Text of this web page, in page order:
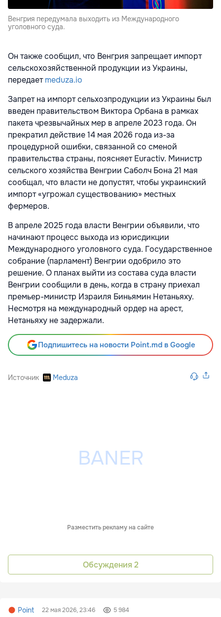
Венгрия передумала выходить из Международного
уголовного суда.
Он также сообщил, что Венгрия запрещает импорт
сельскохозяйственной продукции из Украины,
передаетmeduza.io
Запрет на импорт сельхозпродукции из Украины был
введен правительством Виктора Орбана в рамках
пакета чрезвычайных мер в апреле 2023 года. Он
прекратил действие 14 мая 2026 года из-за
процедурной ошибки, связанной со сменой
правительства страны, поясняет Euractiv. Министр
сельского хозяйства Венгрии Саболч Бона 21 мая
сообщал, что власти не допустят, чтобы украинский
импорт «угрожал существованию» местных
фермеров.
В апреле 2025 года власти Венгрии объявили, что
начинают процесс выхода из юрисдикции
Международного уголовного суда. Государственное
собрание (парламент) Венгрии одобрило это
решение. О планах выйти из состава суда власти
Венгрии сообщили в день, когда в страну приехал
премьер-министр Израиля Биньямин Нетаньяху.
Несмотря на международный ордер на арест,
Нетаньяху не задержали.
Подпишитесь на новости Point.md в Google
Источник Meduza
Разместить рекламу на сайте
Обсуждения 2
Point 22 мая 2026, 23:46 5 984